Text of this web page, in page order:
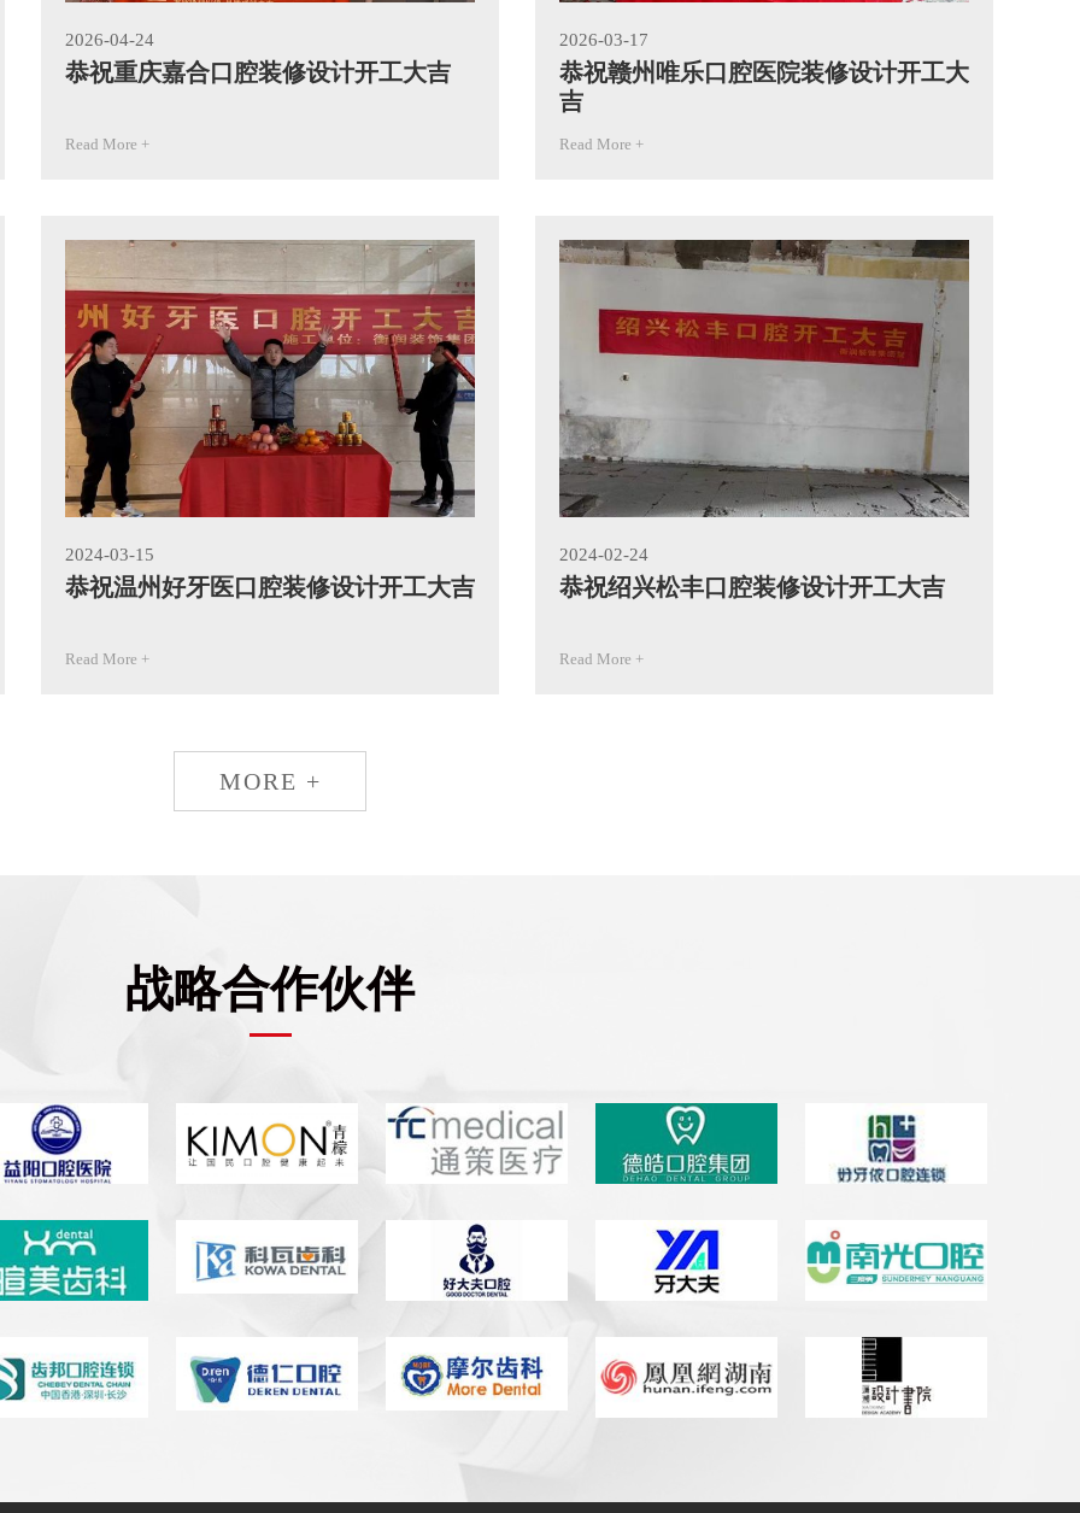
2026-04-24
恭祝重庆嘉合口腔装修设计开工大吉
Read More +
2026-03-17
恭祝赣州唯乐口腔医院装修设计开工大
吉
Read More +
2024-03-15
恭祝温州好牙医口腔装修设计开工大吉
Read More +
2024-02-24
恭祝绍兴松丰口腔装修设计开工大吉
Read More +
MORE +
战略合作伙伴